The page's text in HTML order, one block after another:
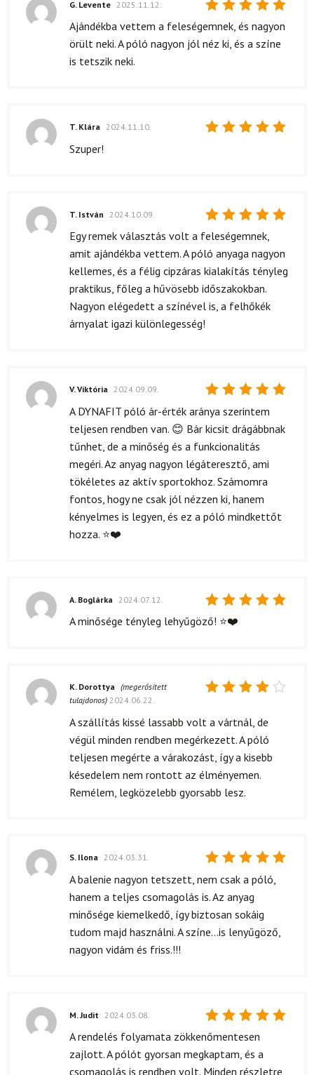
Értékelés:
/ 5
G. Levente 2025.11.12.
Ajándékba vettem a feleségemnek, és nagyon
örült neki. A póló nagyon jól néz ki, és a színe
is tetszik neki.
T. Klára 2024.11.10.
Szuper!
Értékelés:
/ 5
T. István 2024.10.09.
Egy remek választás volt a feleségemnek,
amit ajándékba vettem. A póló anyaga nagyon
kellemes, és a félig cipzáras kialakítás tényleg
praktikus, főleg a hűvösebb időszakokban.
Nagyon elégedett a színével is, a felhőkék
árnyalat igazi különlegesség!
Értékelés:
5
V. Viktória 2024.09.09.
A DYNAFIT póló ár-érték aránya szerintem
teljesen rendben van. 😊 Bár kicsit drágábbnak
tűnhet, de a minőség és a funkcionalitás
megéri. Az anyag nagyon légáteresztő, ami
tökéletes az aktív sportokhoz. Számomra
fontos, hogy ne csak jól nézzen ki, hanem
kényelmes is legyen, és ez a póló mindkettőt
hozza. ⭐❤️
Értékelés:
A. Boglárka 2024.07.12.
A minősége tényleg lehyűgöző! ⭐❤️
4 / 5
K. Dorottya (megerősített
tulajdonos) 2024.06.22.
A szállítás kissé lassabb volt a vártnál, de
végül minden rendben megérkezett. A póló
teljesen megérte a várakozást, így a kisebb
késedelem nem rontott az élményemen.
Remélem, legközelebb gyorsabb lesz.
Értékelés:
S. Ilona 2024.03.31.
A balenie nagyon tetszett, nem csak a póló,
hanem a teljes csomagolás is. Az anyag
minősége kiemelkedő, így biztosan sokáig
tudom majd használni. A színe...is lenyűgöző,
nagyon vidám és friss.!!!
Értékelés:
M. Judit 2024.03.08.
A rendelés folyamata zökkenőmentesen
zajlott. A pólót gyorsan megkaptam, és a
csomagolás is rendben volt. Minden részletre